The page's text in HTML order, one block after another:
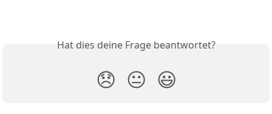
Hat dies deine Frage beantwortet?
😞 😐 😃